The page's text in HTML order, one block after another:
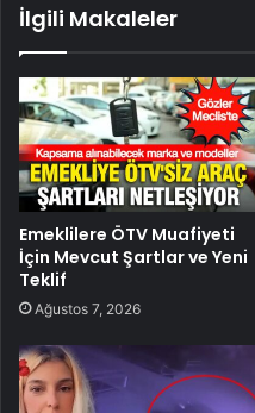
İlgili Makaleler
Emeklilere ÖTV Muafiyeti
İçin Mevcut Şartlar ve Yeni
Teklif
Ağustos 7, 2026